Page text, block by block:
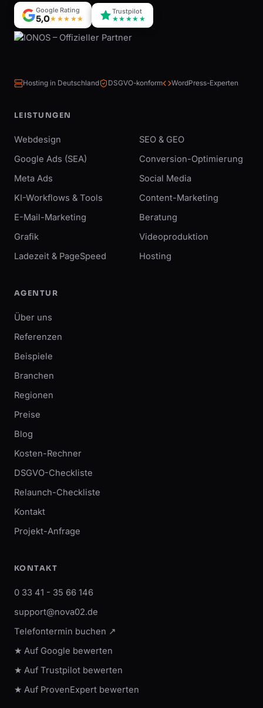
Google Rating
5,0★★★★★
Trustpilot
★★★★★
Hosting in Deutschland DSGVO-konform WordPress-Experten
LEISTUNGEN
Webdesign
SEO & GEO
Google Ads (SEA)
Conversion-Optimierung
Meta Ads
Social Media
KI-Workflows & Tools
Content-Marketing
E-Mail-Marketing
Beratung
Grafik
Videoproduktion
Ladezeit & PageSpeed
Hosting
AGENTUR
Über uns
Referenzen
Beispiele
Branchen
Regionen
Preise
Blog
Kosten-Rechner
DSGVO-Checkliste
Relaunch-Checkliste
Kontakt
Projekt-Anfrage
KONTAKT
0 33 41 - 35 66 146
support@nova02.de
Telefontermin buchen ↗
★ Auf Google bewerten
★ Auf Trustpilot bewerten
★ Auf ProvenExpert bewerten